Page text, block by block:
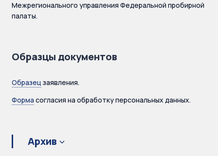
Межрегионального управления Федеральной пробирной
палаты.
Образцы документов
Образец заявления.
Форма согласия на обработку персональных данных.
Архив